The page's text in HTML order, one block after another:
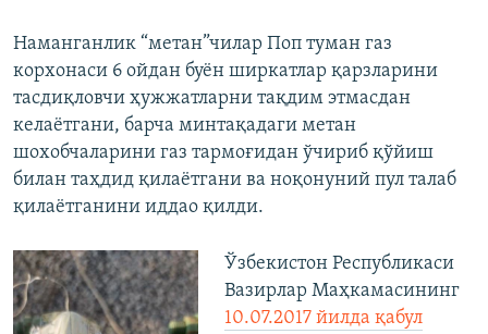
Наманганлик “метан”чилар Поп туман газ
корхонаси 6 ойдан буён ширкатлар қарзларини
тасдиқловчи ҳужжатларни тақдим этмасдан
келаётгани, барча минтақадаги метан
шохобчаларини газ тармоғидан ўчириб қўйиш
билан таҳдид қилаётгани ва ноқонуний пул талаб
қилаётганини иддао қилди.
Ўзбекистон Республикаси
Вазирлар Маҳкамасининг
10.07.2017 йилда қабул